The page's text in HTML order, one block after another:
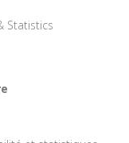
Statistics